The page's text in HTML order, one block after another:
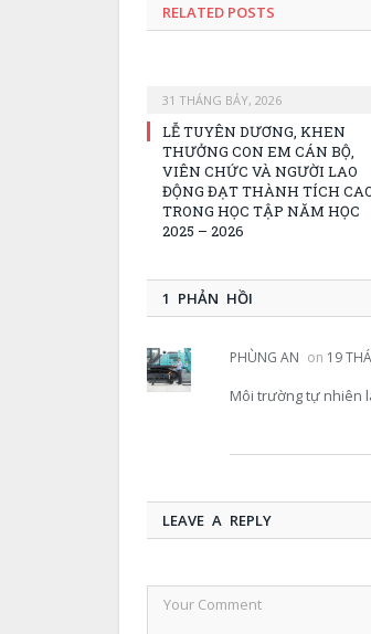
RELATED POSTS
31 THÁNG BẢY, 2026
LỄ TUYÊN DƯƠNG, KHEN
THƯỞNG CON EM CÁN BỘ,
VIÊN CHỨC VÀ NGƯỜI LAO
ĐỘNG ĐẠT THÀNH TÍCH
TRONG HỌC TẬP NĂM HỌC
2025 – 2026
1 PHẢN HỒI
PHÙNG AN on 19
Môi trường tự nhiên
LEAVE A REPLY